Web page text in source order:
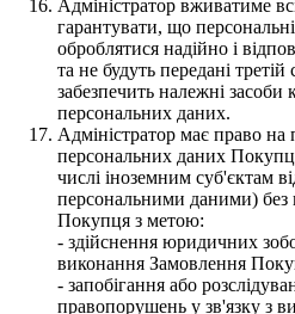
Адміністратор вживатиме
гарантувати, що
оброблятися надійно і
та не будуть передані
забезпечить належні
персональних даних.
Адміністратор має право на
персональних даних
числі іноземним суб'єктам
персональними даними) без
Покупця з метою:
- здійснення юридичних
виконання Замовлення
- запобігання або
правопорушень у зв'язку з